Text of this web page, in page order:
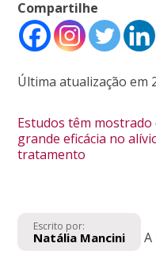
Compartilhe
Última atualização em
Estudos têm
grande eficácia no
tratamento
Escrito por:
Natália Mancini A